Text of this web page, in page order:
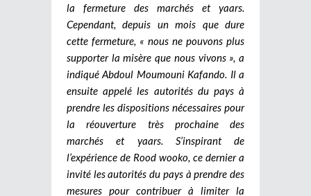
la fermeture des marchés et yaars.
Cependant, depuis un mois que dure
cette fermeture, « nous ne pouvons plus
supporter la misère que nous vivons », a
indiqué Abdoul Moumouni Kafando. Il a
ensuite appelé les autorités du pays à
prendre les dispositions nécessaires pour
la réouverture très prochaine des
marchés et yaars. S’inspirant de
l’expérience de Rood wooko, ce dernier a
invité les autorités du pays à prendre des
mesures pour contribuer à limiter la